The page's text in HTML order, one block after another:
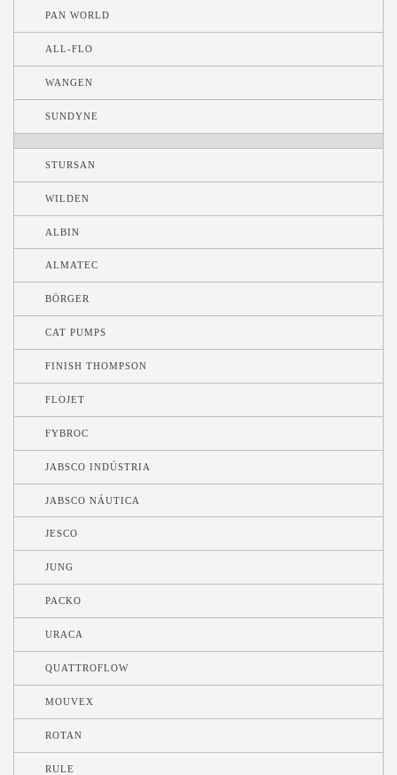
PAN WORLD
ALL-FLO
WANGEN
SUNDYNE
STURSAN
WILDEN
ALBIN
ALMATEC
BÖRGER
CAT PUMPS
FINISH THOMPSON
FLOJET
FYBROC
JABSCO INDÚSTRIA
JABSCO NÁUTICA
JESCO
JUNG
PACKO
URACA
QUATTROFLOW
MOUVEX
ROTAN
RULE